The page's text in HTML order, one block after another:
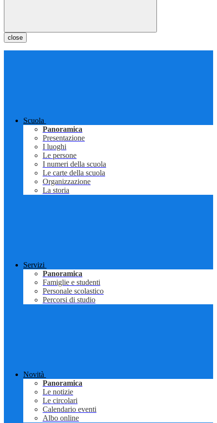
close
Scuola
Panoramica
Presentazione
I luoghi
Le persone
I numeri della scuola
Le carte della scuola
Organizzazione
La storia
Servizi
Panoramica
Famiglie e studenti
Personale scolastico
Percorsi di studio
Novità
Panoramica
Le notizie
Le circolari
Calendario eventi
Albo online